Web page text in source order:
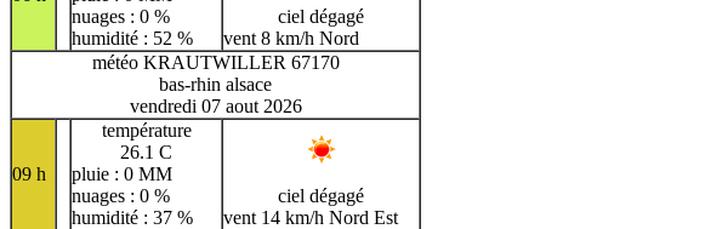
nuages : 0 %
humidité : 52 %
ciel dégagé
vent 8 km/h Nord
météo KRAUTWILLER 67170
bas-rhin alsace
vendredi 07 aout 2026
09 h
température
26.1 C
pluie : 0 MM
nuages : 0 %
humidité : 37 %
ciel dégagé
vent 14 km/h Nord Est